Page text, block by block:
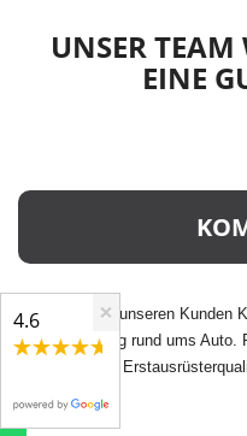
UNSER
EINE
Wir vermitteln unseren Kunden
Produktleistung rund ums Auto.
Ersatzteilen in
×
4.6